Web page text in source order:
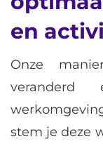
en
Onze
stem je deze